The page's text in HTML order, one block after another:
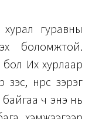
гуравны
боломжтой.
бол Их хурлаар
нүүрс зэрэг
ч энэ нь